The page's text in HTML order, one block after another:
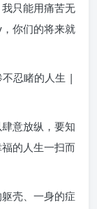
只能用痛苦无
你们的将来就
意放纵，要知
的人生一扫而
壳、一身的症